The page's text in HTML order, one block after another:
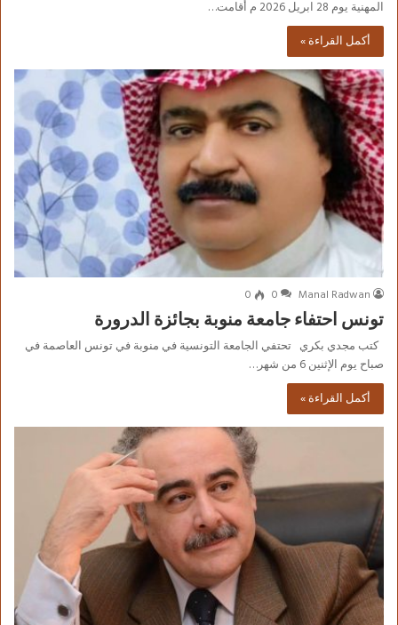
المهنية يوم 28 ابريل 2026 م أقامت…
أكمل القراءة »
Manal Radwan
0
0
تونس احتفاء جامعة منوبة بجائزة الدرورة
كتب مجدي بكري تحتفي الجامعة التونسية في منوبة في تونس العاصمة في
صباح يوم الإثنين 6 من شهر…
أكمل القراءة »